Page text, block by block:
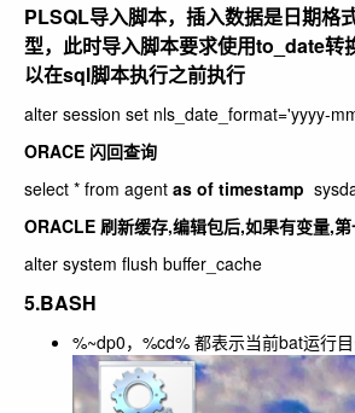
PLSQL导入脚本，插入数据是日期格
型，此时导入脚本要求使用to_date转
以在sql脚本执行之前执行
alter session set nls_date_format='yyyy-
ORACE 闪回查询
select * from agent as of timestamp
ORACLE 刷新缓存,编辑包后,如果有变量,
alter system flush buffer_cache
5.BASH
%~dp0，%cd% 都表示当前bat运行